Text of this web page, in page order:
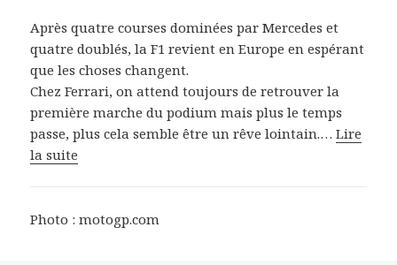
Après quatre courses dominées par Mercedes et
quatre doublés, la F1 revient en Europe en espérant
que les choses changent.
Chez Ferrari, on attend toujours de retrouver la
première marche du podium mais plus le temps
passe, plus cela semble être un rêve lointain.…Lire
la suite
Photo : motogp.com